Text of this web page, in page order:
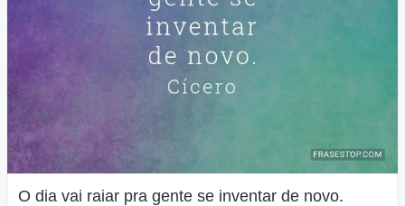
O dia vai raiar pra gente se inventar de novo.